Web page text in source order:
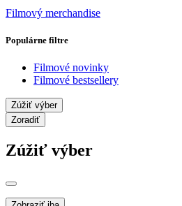
Filmový merchandise
Populárne filtre
Filmové novinky
Filmové bestsellery
Zúžiť výber
Zoradiť
Zúžiť výber